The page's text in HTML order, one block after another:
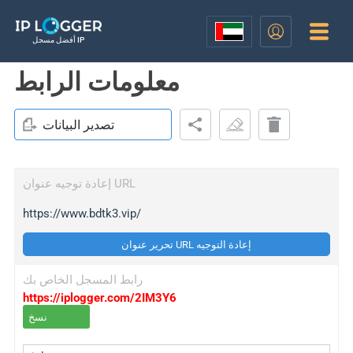
أفضل مسجل IP
معلومات الرابط
تصدير البيانات
إعادة توجيه عنوان URL
https://www.bdtk3.vip/
تحرير عنوان URL إعادة التوجيه
رابط المسجل الخاص بك
https://iplogger.com/2IM3Y6
نسخ